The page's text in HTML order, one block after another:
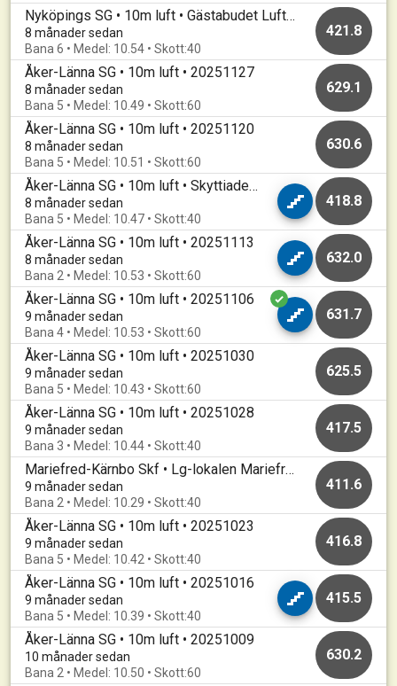
Nyköpings SG • 10m luft • Gästabudet Luftgevär 2025
8 månader sedan
Bana 6 • Medel: 10.54 • Skott:40
421.8
Åker-Länna SG • 10m luft • 20251127
8 månader sedan
Bana 5 • Medel: 10.49 • Skott:60
629.1
Åker-Länna SG • 10m luft • 20251120
8 månader sedan
Bana 5 • Medel: 10.51 • Skott:60
630.6
Åker-Länna SG • 10m luft • Skyttiaden föreningsomgång
8 månader sedan
Bana 5 • Medel: 10.47 • Skott:40
418.8
Åker-Länna SG • 10m luft • 20251113
8 månader sedan
Bana 2 • Medel: 10.53 • Skott:60
632.0
Åker-Länna SG • 10m luft • 20251106
9 månader sedan
Bana 4 • Medel: 10.53 • Skott:60
631.7
Åker-Länna SG • 10m luft • 20251030
9 månader sedan
Bana 5 • Medel: 10.43 • Skott:60
625.5
Åker-Länna SG • 10m luft • 20251028
9 månader sedan
Bana 3 • Medel: 10.44 • Skott:40
417.5
Mariefred-Kärnbo Skf • Lg-lokalen Mariefred • Mariefredsträffen 2025
9 månader sedan
Bana 2 • Medel: 10.29 • Skott:40
411.6
Åker-Länna SG • 10m luft • 20251023
9 månader sedan
Bana 5 • Medel: 10.42 • Skott:40
416.8
Åker-Länna SG • 10m luft • 20251016
9 månader sedan
Bana 5 • Medel: 10.39 • Skott:40
415.5
Åker-Länna SG • 10m luft • 20251009
10 månader sedan
Bana 2 • Medel: 10.50 • Skott:60
630.2